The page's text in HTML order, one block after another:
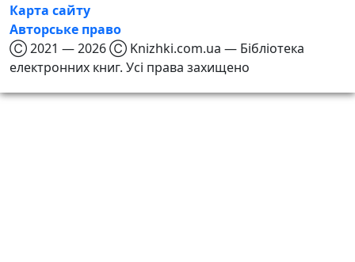
Карта сайту
Авторське право
Ⓒ 2021 — 2026 Ⓒ Knizhki.com.ua — Бібліотека
електронних книг. Усі права захищено